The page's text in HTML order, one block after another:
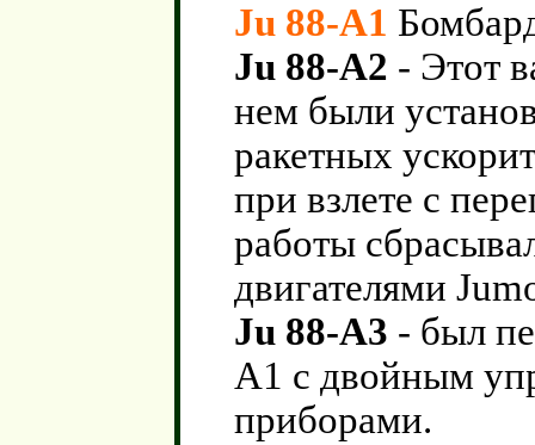
Ju 88-A1
Ju 88-A2 - Этот
нем были
ракетных
при взлете с
работы
двигателями
Ju 88-A3 - был
A1 с двойным
приборами.